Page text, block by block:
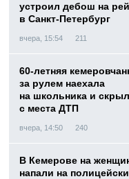
устроил дебош на
в Санкт-Петербург
вчера, 15:54 211
60-летняя
за рулем наехала
на школьника и
с места ДТП
вчера, 14:50 240
В Кемерове на
напали на